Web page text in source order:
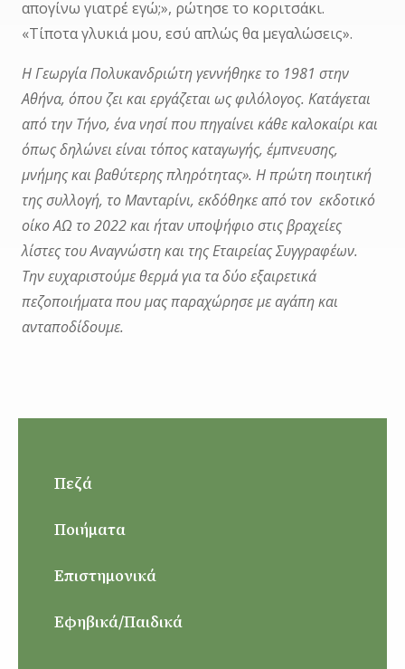
Πεζά
Ποιήματα
Επιστημονικά
Εφηβικά/Παιδικά
απογίνω γιατρέ εγώ;», ρώτησε το κοριτσάκι.
«Τίποτα γλυκιά μου, εσύ απλώς θα μεγαλώσεις».
Η Γεωργία Πολυκανδριώτη γεννήθηκε το 1981 στην
Αθήνα, όπου ζει και εργάζεται ως φιλόλογος. Κατάγεται
από την Τήνο, ένα νησί που πηγαίνει κάθε καλοκαίρι και
όπως δηλώνει είναι τόπος καταγωγής, έμπνευσης,
μνήμης και βαθύτερης πληρότητας». Η πρώτη ποιητική
της συλλογή, το Μανταρίνι, εκδόθηκε από τον εκδοτικό
οίκο ΑΩ το 2022 και ήταν υποψήφιο στις βραχείες
λίστες του Αναγνώστη και της Εταιρείας Συγγραφέων.
Την ευχαριστούμε θερμά για τα δύο εξαιρετικά
πεζοποιήματα που μας παραχώρησε με αγάπη και
ανταποδίδουμε.